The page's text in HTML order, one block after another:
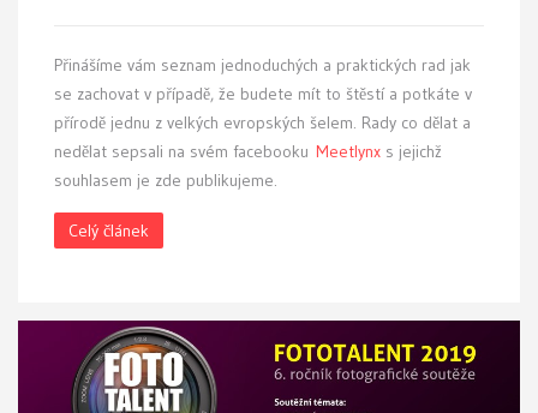
Přinášíme vám seznam jednoduchých a praktických rad jak
se zachovat v případě, že budete mít to štěstí a potkáte v
přírodě jednu z velkých evropských šelem. Rady co dělat a
nedělat sepsali na svém facebooku Meetlynx s jejichž
souhlasem je zde publikujeme.
Celý článek